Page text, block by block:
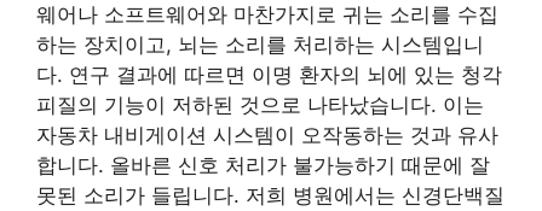
웨어나 소프트웨어와 마찬가지로 귀는 소리를 수집
하는 장치이고, 뇌는 소리를 처리하는 시스템입니
다. 연구 결과에 따르면 이명 환자의 뇌에 있는 청각
피질의 기능이 저하된 것으로 나타났습니다. 이는
자동차 내비게이션 시스템이 오작동하는 것과 유사
합니다. 올바른 신호 처리가 불가능하기 때문에 잘
못된 소리가 들립니다. 저희 병원에서는 신경단백질